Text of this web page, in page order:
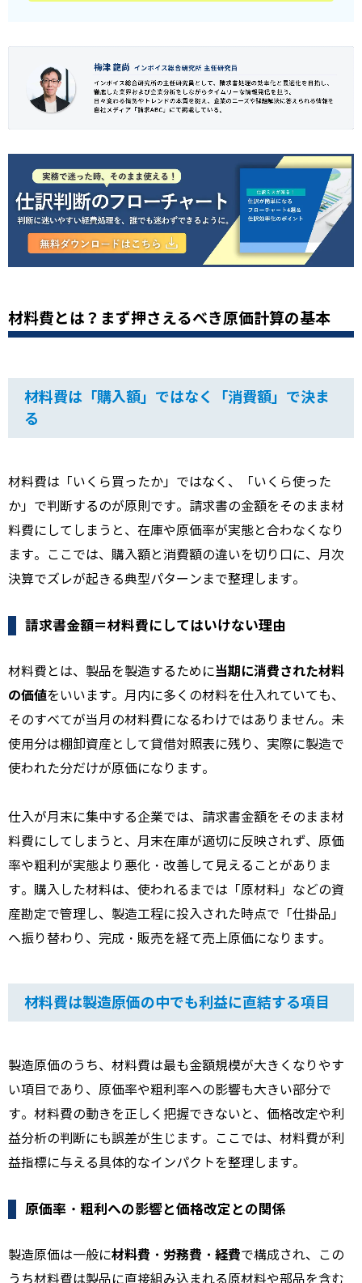
材料費とは？まず押さえるべき原価計算の基本
材料費は「購入額」ではなく「消費額」で決ま
る
材料費は「いくら買ったか」ではなく、「いくら使った
か」で判断するのが原則です。請求書の金額をそのまま材
料費にしてしまうと、在庫や原価率が実態と合わなくなり
ます。ここでは、購入額と消費額の違いを切り口に、月次
決算でズレが起きる典型パターンまで整理します。
請求書金額＝材料費にしてはいけない理由
材料費とは、製品を製造するために当期に消費された材料
の価値をいいます。月内に多くの材料を仕入れていても、
そのすべてが当月の材料費になるわけではありません。未
使用分は棚卸資産として貸借対照表に残り、実際に製造で
使われた分だけが原価になります。
仕入が月末に集中する企業では、請求書金額をそのまま材
料費にしてしまうと、月末在庫が適切に反映されず、原価
率や粗利が実態より悪化・改善して見えることがありま
す。購入した材料は、使われるまでは「原材料」などの資
産勘定で管理し、製造工程に投入された時点で「仕掛品」
へ振り替わり、完成・販売を経て売上原価になります。
材料費は製造原価の中でも利益に直結する項目
製造原価のうち、材料費は最も金額規模が大きくなりやす
い項目であり、原価率や粗利率への影響も大きい部分で
す。材料費の動きを正しく把握できないと、価格改定や利
益分析の判断にも誤差が生じます。ここでは、材料費が利
益指標に与える具体的なインパクトを整理します。
原価率・粗利への影響と価格改定との関係
製造原価は一般に材料費・労務費・経費で構成され、この
うち材料費は製品に直接組み込まれる原材料や部品を含む